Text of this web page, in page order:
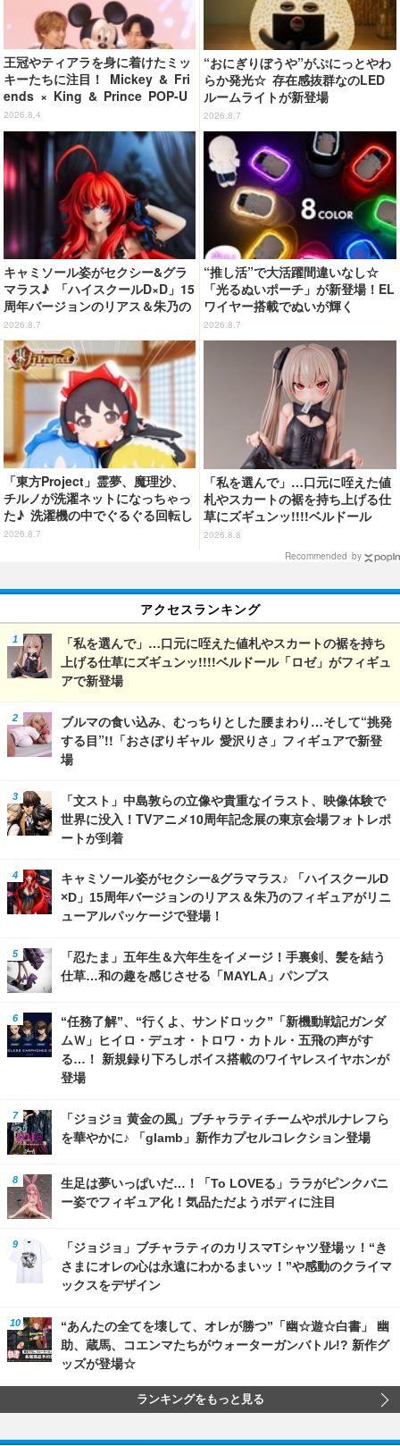
王冠やティアラを身に着けたミッ
キーたちに注目！ Mickey & Fri
ends × King & Prince POP-U
P SHOP「MAGIC STAGE」に新
商品登場
2026.8.4
“おにぎりぼうや”がぷにっとやわ
らか発光☆ 存在感抜群なのLED
ルームライトが新登場
2026.8.7
キャミソール姿がセクシー&グラ
マラス♪ 「ハイスクールD×D」15
周年バージョンのリアス＆朱乃の
フィギュアがリニューアルパッケ
ージで登場！
2026.8.7
“推し活”で大活躍間違いなし☆
「光るぬいポーチ」が新登場！EL
ワイヤー搭載でぬいが輝く
2026.8.7
「東方Project」霊夢、魔理沙、
チルノが洗濯ネットになっちゃっ
た♪ 洗濯機の中でぐるぐる回転し
続ける姿を思わず眺めたくなっち
2026.8.7
「私を選んで」…口元に咥えた値
札やスカートの裾を持ち上げる仕
草にズギュンッ!!!!ベルドール
「ロゼ」がフィギュアで新登場
2026.8.8
Recommended by
アクセスランキング
「私を選んで」…口元に咥えた値札やスカートの裾を持ち
上げる仕草にズギュンッ!!!!ベルドール「ロゼ」がフィギュ
アで新登場
ブルマの食い込み、むっちりとした腰まわり…そして“挑発
する目”!!「おさぼりギャル 愛沢りさ」フィギュアで新登
場
「文スト」中島敦らの立像や貴重なイラスト、映像体験で
世界に没入！TVアニメ10周年記念展の東京会場フォトレポ
ートが到着
キャミソール姿がセクシー&グラマラス♪ 「ハイスクールD
×D」15周年バージョンのリアス＆朱乃のフィギュアがリニ
ューアルパッケージで登場！
「忍たま」五年生＆六年生をイメージ！手裏剣、髪を結う
仕草…和の趣を感じさせる「MAYLA」パンプス
“任務了解”、“行くよ、サンドロック”「新機動戦記ガンダ
ムＷ」ヒイロ・デュオ・トロワ・カトル・五飛の声がす
る…！ 新規録り下ろしボイス搭載のワイヤレスイヤホンが
登場
「ジョジョ 黄金の風」ブチャラティチームやポルナレフら
を華やかに♪ 「glamb」新作カプセルコレクション登場
生足は夢いっぱいだ…！「To LOVEる」ララがピンクバニ
ー姿でフィギュア化！気品ただようボディに注目
「ジョジョ」ブチャラティのカリスマTシャツ登場ッ！“き
さまにオレの心は永遠にわかるまいッ！”や感動のクライマ
ックスをデザイン
“あんたの全てを壊して、オレが勝つ”「幽☆遊☆白書」 幽
助、蔵馬、コエンマたちがウォーターガンバトル!? 新作グ
ッズが登場☆
ランキングをもっと見る